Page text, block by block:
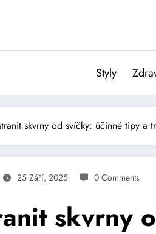
Styly
skvrny od svíčky: účinné tipy a
25 Září, 2025 0 Comments
skvrny